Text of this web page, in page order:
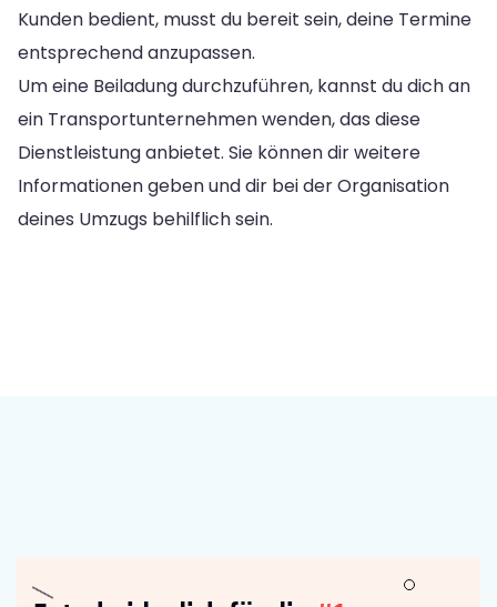
Kunden bedient, musst du bereit sein, deine Termine
entsprechend anzupassen.
Um eine Beiladung durchzuführen, kannst du dich an
ein Transportunternehmen wenden, das diese
Dienstleistung anbietet. Sie können dir weitere
Informationen geben und dir bei der Organisation
deines Umzugs behilflich sein.